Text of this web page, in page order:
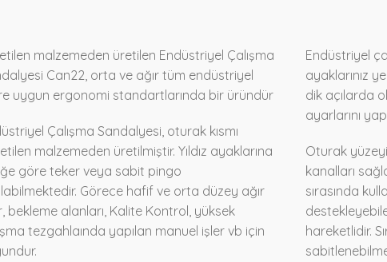
malzemeden üretilen Endüstriyel Çalışma
Can22, orta ve ağır tüm endüstriyel
uygun ergonomi standartlarında bir üründür
Çalışma Sandalyesi, oturak kısmı
malzemeden üretilmiştir. Yıldız ayaklarına
göre teker veya sabit pingo
Görece hafif ve orta düzey ağır
bekleme alanları, Kalite Kontrol, yüksek
tezgahlaında yapılan manuel işler vb için
Endüstriyel
ayaklarınız
dik açılarda
ayarlarını
Oturak
kanalları
sırasında
hareketlidir.